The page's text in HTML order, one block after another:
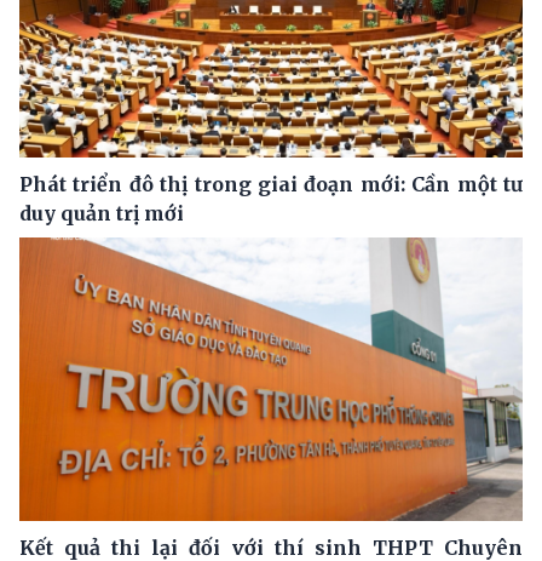
Phát triển đô thị trong giai đoạn mới: Cần một tư
duy quản trị mới
Kết quả thi lại đối với thí sinh THPT Chuyên